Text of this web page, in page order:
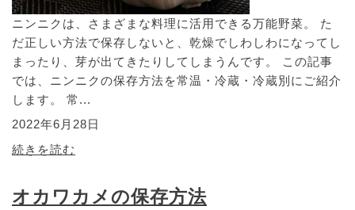
ニンニクは、さまざまな料理に活用できる万能野菜。 た
だ正しい方法で保存しないと、乾燥でしわしわになってし
まったり、芽が出てきたりしてしまうんです。 この記事
では、ニンニクの保存方法を常温・冷蔵・冷蔵別にご紹介
します。 常...
2022年6月28日
続きを読む
オカワカメの保存方法